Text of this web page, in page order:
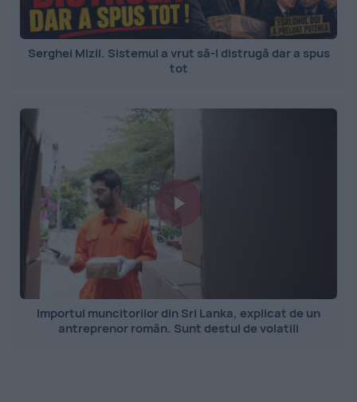
Serghei Mizil. Sistemul a vrut să-l distrugă dar a spus
tot
Importul muncitorilor din Sri Lanka, explicat de un
antreprenor român. Sunt destul de volatili